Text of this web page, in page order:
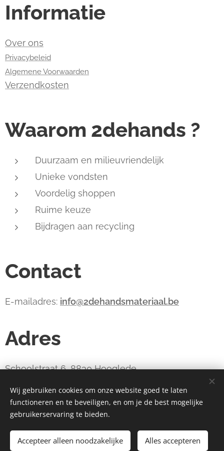
Toevoegen aan de winkelwagen
Informatie
Over ons
Privacybeleid
Algemene Voorwaarden
Verzendkosten
Waarom 2dehands ?
Duurzaam en milieuvriendelijk
Unieke vondsten
Voordelig shoppen
Ruime keuze
Bijdragen aan recycling
Contact
E-mailadres: info@2dehandsmateriaal.be
Adres
Schoolstraat 6, 8830 Hooglede
webdesign estart.be Cookies
Wij gebruiken cookies om onze website goed te laten
functioneren en te beveiligen, en om je de best mogelijke
gebruikerservaring te bieden.
Accepteer alleen noodzakelijke Alles accepteren